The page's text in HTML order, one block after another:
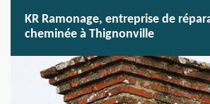
KR Ramonage, entreprise de
cheminée à Thignonville